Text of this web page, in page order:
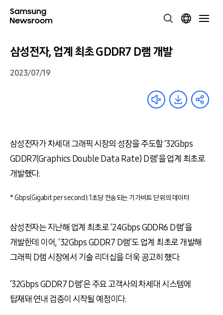
삼성전자, 업계 최초 GDDR7 D램 개발
2023/07/19
삼성전자가 차세대 그래픽 시장의 성장을 주도할‘32Gbps
GDDR7(Graphics Double Data Rate) D램’을 업계 최초로
개발했다.
* Gbps(Gigabit per second): 1초당 전송되는 기가비트 단위의 데이터
삼성전자는 지난해 업계 최초로‘24Gbps GDDR6 D램’을
개발한데 이어, ‘32Gbps GDDR7 D램’도 업계 최초로 개발해
그래픽 D램 시장에서 기술 리더십을 더욱 공고히 했다.
‘32Gbps GDDR7 D램’은 주요 고객사의 차세대 시스템에
탑재돼 연내 검증이 시작될 예정이다.